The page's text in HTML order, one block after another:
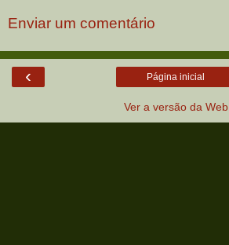
Enviar um comentário
‹ Página inicial
Ver a versão da Web